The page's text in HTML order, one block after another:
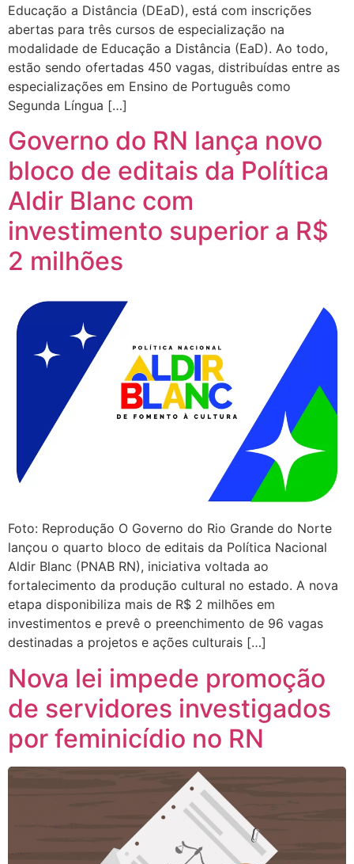
Educação a Distância (DEaD), está com inscrições
abertas para três cursos de especialização na
modalidade de Educação a Distância (EaD). Ao todo,
estão sendo ofertadas 450 vagas, distribuídas entre as
especializações em Ensino de Português como
Segunda Língua […]
Governo do RN lança novo
bloco de editais da Política
Aldir Blanc com
investimento superior a R$
2 milhões
Foto: Reprodução O Governo do Rio Grande do Norte
lançou o quarto bloco de editais da Política Nacional
Aldir Blanc (PNAB RN), iniciativa voltada ao
fortalecimento da produção cultural no estado. A nova
etapa disponibiliza mais de R$ 2 milhões em
investimentos e prevê o preenchimento de 96 vagas
destinadas a projetos e ações culturais […]
Nova lei impede promoção
de servidores investigados
por feminicídio no RN